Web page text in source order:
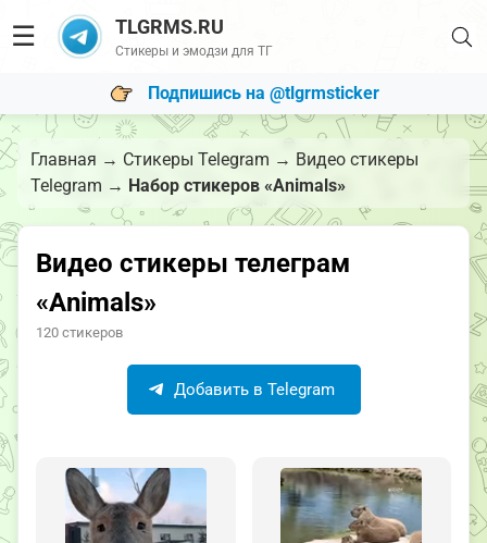
☰ TLGRMS.RU
Стикеры и эмодзи для ТГ
Подпишись на @tlgrmsticker
Главная → Стикеры Telegram → Видео стикеры
Telegram → Набор стикеров «Animals»
Видео стикеры телеграм
«Animals»
120 стикеров
Добавить в Telegram